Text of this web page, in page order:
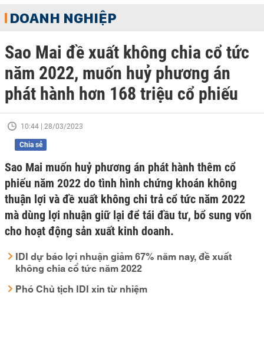
DOANH NGHIỆP
Sao Mai đề xuất không chia cổ tức
năm 2022, muốn huỷ phương án
phát hành hơn 168 triệu cổ phiếu
10:44 | 28/03/2023
Chia sẻ
Sao Mai muốn huỷ phương án phát hành thêm cổ
phiếu năm 2022 do tình hình chứng khoán không
thuận lợi và đề xuất không chi trả cổ tức năm 2022
mà dùng lợi nhuận giữ lại để tái đầu tư, bổ sung vốn
cho hoạt động sản xuất kinh doanh.
IDI dự báo lợi nhuận giảm 67% năm nay, đề xuất
không chia cổ tức năm 2022
Phó Chủ tịch IDI xin từ nhiệm